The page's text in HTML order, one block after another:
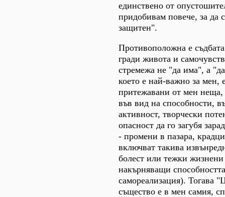
единствено от
придобивам повече, за да
защитен".
Противоположна е
гради живота и
стремежа не "да има", а
което е най-важно за мен,
притежавани от мен
във вид на способности,
активност, творчески
опасност да го загубя
- промени в пазара,
включват такива
болест или тежки жизнени
накърняващи
самореализация). Тогава
същество е в мен самия,